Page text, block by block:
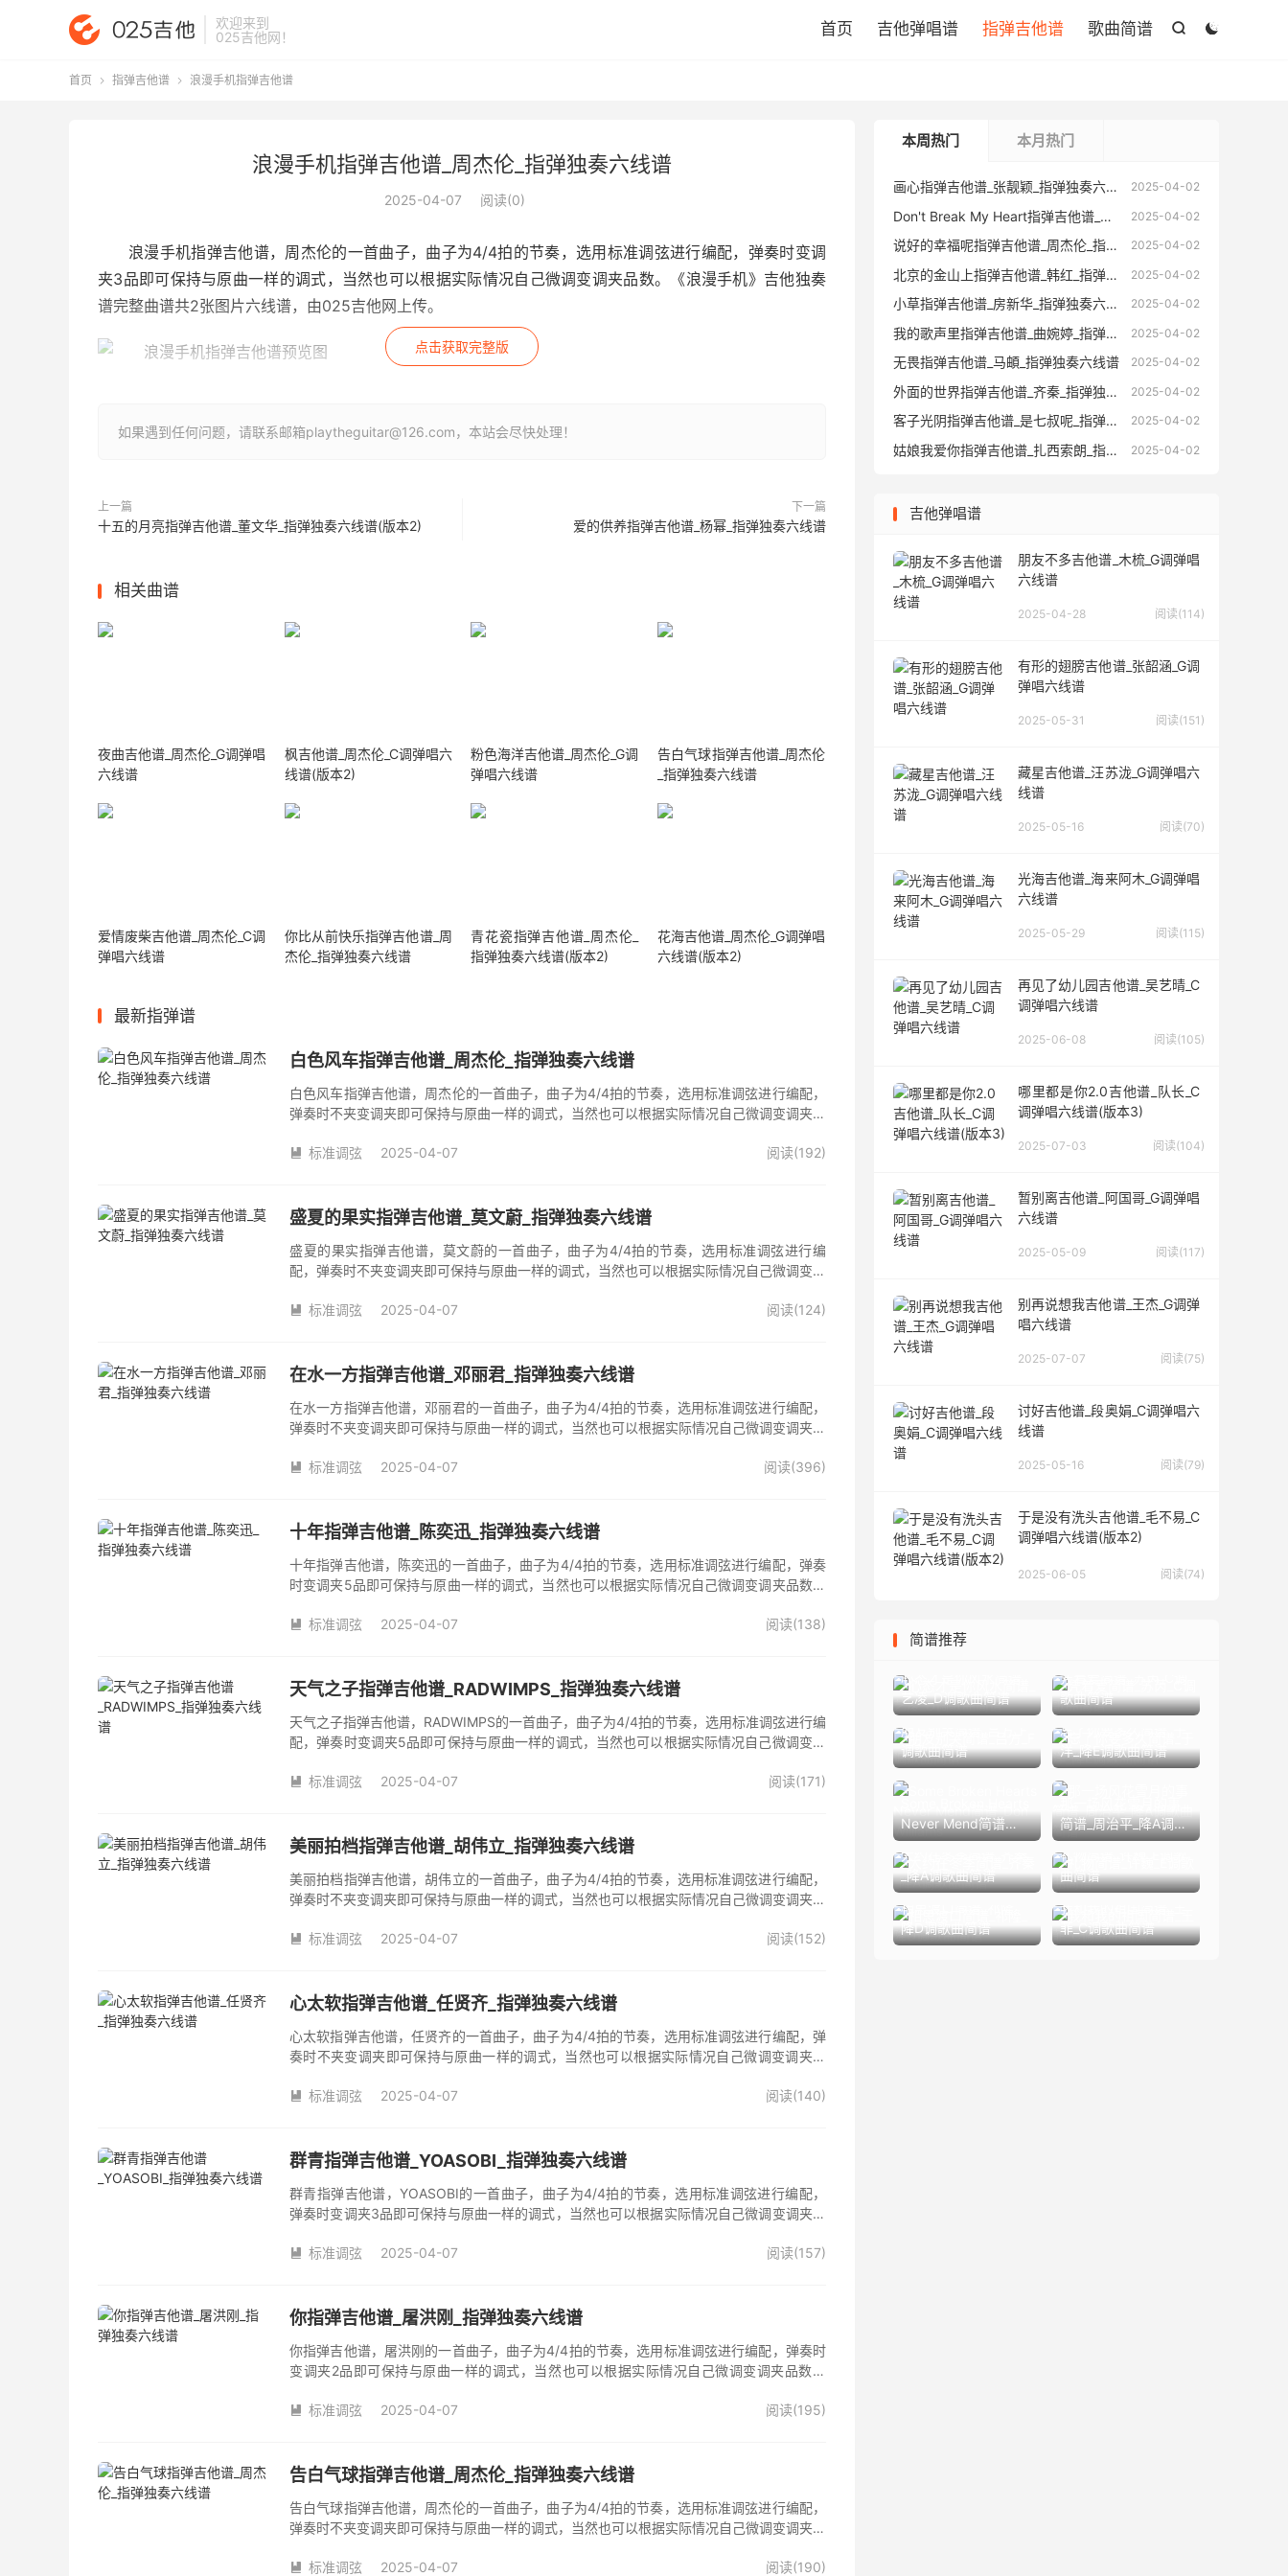
欢迎来到
025吉他网 ！ 

首页 吉他弹唱谱 指弹吉他谱 歌曲简谱
首页  指弹吉他谱  浪漫手机指弹吉他谱
浪漫手机指弹吉他谱_周杰伦_指弹独奏六线谱
2025-04-07 阅读(0)
浪漫手机指弹吉他谱，周杰伦的一首曲子，曲子为4/4拍的节奏，选用标准调弦进行编配，弹奏时变调
夹3品即可保持与原曲一样的调式，当然也可以根据实际情况自己微调变调夹品数。《浪漫手机》吉他独奏
谱完整曲谱共2张图片六线谱，由025吉他网上传。
点击获取完整版
如果遇到任何问题，请联系邮箱playtheguitar@126.com，本站会尽快处理！
上一篇
十五的月亮指弹吉他谱_董文华_指弹独奏六线谱(版本2)
下一篇
爱的供养指弹吉他谱_杨幂_指弹独奏六线谱
相关曲谱
夜曲吉他谱_周杰伦_G调弹唱
六线谱
枫吉他谱_周杰伦_C调弹唱六
线谱(版本2)
粉色海洋吉他谱_周杰伦_G调
弹唱六线谱
告白气球指弹吉他谱_周杰伦
_指弹独奏六线谱
爱情废柴吉他谱_周杰伦_C调
弹唱六线谱
你比从前快乐指弹吉他谱_周
杰伦_指弹独奏六线谱
青花瓷指弹吉他谱_周杰伦_
指弹独奏六线谱(版本2)
花海吉他谱_周杰伦_G调弹唱
六线谱(版本2)
最新指弹谱
白色风车指弹吉他谱_周杰伦_指弹独奏六线谱
白色风车指弹吉他谱，周杰伦的一首曲子，曲子为4/4拍的节奏，选用标准调弦进行编配，
弹奏时不夹变调夹即可保持与原曲一样的调式，当然也可以根据实际情况自己微调变调夹品
 标准调弦 2025-04-07 阅读(192)
盛夏的果实指弹吉他谱_莫文蔚_指弹独奏六线谱
盛夏的果实指弹吉他谱，莫文蔚的一首曲子，曲子为4/4拍的节奏，选用标准调弦进行编
配，弹奏时不夹变调夹即可保持与原曲一样的调式，当然也可以根据实际情况自己微调变调
 标准调弦 2025-04-07 阅读(124)
在水一方指弹吉他谱_邓丽君_指弹独奏六线谱
在水一方指弹吉他谱，邓丽君的一首曲子，曲子为4/4拍的节奏，选用标准调弦进行编配，
弹奏时不夹变调夹即可保持与原曲一样的调式，当然也可以根据实际情况自己微调变调夹品
 标准调弦 2025-04-07 阅读(396)
十年指弹吉他谱_陈奕迅_指弹独奏六线谱
十年指弹吉他谱，陈奕迅的一首曲子，曲子为4/4拍的节奏，选用标准调弦进行编配，弹奏
时变调夹5品即可保持与原曲一样的调式，当然也可以根据实际情况自己微调变调夹品数。
 标准调弦 2025-04-07 阅读(138)
天气之子指弹吉他谱_RADWIMPS_指弹独奏六线谱
天气之子指弹吉他谱，RADWIMPS的一首曲子，曲子为4/4拍的节奏，选用标准调弦进行编
配，弹奏时变调夹5品即可保持与原曲一样的调式，当然也可以根据实际情况自己微调变调
很大程度的简化版本，好听又简单的曲子，速度是原曲速度，一开始可以慢慢来。
 标准调弦 2025-04-07 阅读(171)
美丽拍档指弹吉他谱_胡伟立_指弹独奏六线谱
美丽拍档指弹吉他谱，胡伟立的一首曲子，曲子为4/4拍的节奏，选用标准调弦进行编配，
弹奏时不夹变调夹即可保持与原曲一样的调式，当然也可以根据实际情况自己微调变调夹品
 标准调弦 2025-04-07 阅读(152)
心太软指弹吉他谱_任贤齐_指弹独奏六线谱
心太软指弹吉他谱，任贤齐的一首曲子，曲子为4/4拍的节奏，选用标准调弦进行编配，弹
奏时不夹变调夹即可保持与原曲一样的调式，当然也可以根据实际情况自己微调变调夹品
 标准调弦 2025-04-07 阅读(140)
群青指弹吉他谱_YOASOBI_指弹独奏六线谱
群青指弹吉他谱，YOASOBI的一首曲子，曲子为4/4拍的节奏，选用标准调弦进行编配，
弹奏时变调夹3品即可保持与原曲一样的调式，当然也可以根据实际情况自己微调变调夹品
 标准调弦 2025-04-07 阅读(157)
你指弹吉他谱_屠洪刚_指弹独奏六线谱
你指弹吉他谱，屠洪刚的一首曲子，曲子为4/4拍的节奏，选用标准调弦进行编配，弹奏时
变调夹2品即可保持与原曲一样的调式，当然也可以根据实际情况自己微调变调夹品数。
 标准调弦 2025-04-07 阅读(195)
告白气球指弹吉他谱_周杰伦_指弹独奏六线谱
告白气球指弹吉他谱，周杰伦的一首曲子，曲子为4/4拍的节奏，选用标准调弦进行编配，
弹奏时不夹变调夹即可保持与原曲一样的调式，当然也可以根据实际情况自己微调变调夹品
 标准调弦 2025-04-07 阅读(190)
本周热门 本月热门
2025-04-02
画心指弹吉他谱_张靓颖_指弹独奏六线谱
2025-04-02
Don't Break My Heart指弹吉他谱_窦唯_指弹独奏六线谱
2025-04-02
说好的幸福呢指弹吉他谱_周杰伦_指弹独奏六线谱
2025-04-02
北京的金山上指弹吉他谱_韩红_指弹独奏六线谱
2025-04-02
小草指弹吉他谱_房新华_指弹独奏六线谱(版本2)
2025-04-02
我的歌声里指弹吉他谱_曲婉婷_指弹独奏六线谱
2025-04-02
无畏指弹吉他谱_马頔_指弹独奏六线谱
2025-04-02
外面的世界指弹吉他谱_齐秦_指弹独奏六线谱
2025-04-02
客子光阴指弹吉他谱_是七叔呢_指弹独奏六线谱
2025-04-02
姑娘我爱你指弹吉他谱_扎西索朗_指弹独奏六线谱
吉他弹唱谱
朋友不多吉他谱_木梳_G调弹唱
六线谱
2025-04-28 阅读(114)
有形的翅膀吉他谱_张韶涵_G调
弹唱六线谱
2025-05-31 阅读(151)
藏星吉他谱_汪苏泷_G调弹唱六
线谱
2025-05-16 阅读(70)
光海吉他谱_海来阿木_G调弹唱
六线谱
2025-05-29 阅读(115)
再见了幼儿园吉他谱_吴艺晴_C
调弹唱六线谱
2025-06-08 阅读(105)
哪里都是你2.0吉他谱_队长_C
调弹唱六线谱(版本3)
2025-07-03 阅读(104)
暂别离吉他谱_阿国哥_G调弹唱
六线谱
2025-05-09 阅读(117)
别再说想我吉他谱_王杰_G调弹
唱六线谱
2025-07-07 阅读(75)
讨好吉他谱_段奥娟_C调弹唱六
线谱
2025-05-16 阅读(79)
于是没有洗头吉他谱_毛不易_C
调弹唱六线谱(版本2)
2025-06-05 阅读(74)
简谱推荐
心态才是你风水简谱_
艺凌_D调歌曲简谱
凭着爱简谱_苏芮_C调
歌曲简谱
朋友别哭简谱_吕方_F
调歌曲简谱
忘了你要多久简谱_于
洋_降E调歌曲简谱
Never Mend简谱
_Don Williams
简谱_周治平_降A调歌
曲简谱
大约在冬季简谱_齐秦
_降A调歌曲简谱
礼物简谱_许巍_E调歌
曲简谱
相思渡口简谱_祁隆_
降D调歌曲简谱
我和我的祖国简谱_王
菲_C调歌曲简谱